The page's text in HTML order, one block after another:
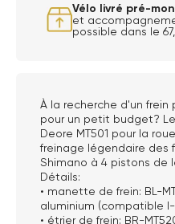
Vélo livré pré-
et
possible dans le
À la recherche d'un
pour un petit budget?
Deore MT501 pour la
freinage légendaire des
Shimano à 4 pistons de
Détails:
• manette de frein: BL-
aluminium (compatible I-
• étrier de frein: BR-